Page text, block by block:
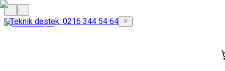
Teknik destek: 0216 344 54 64